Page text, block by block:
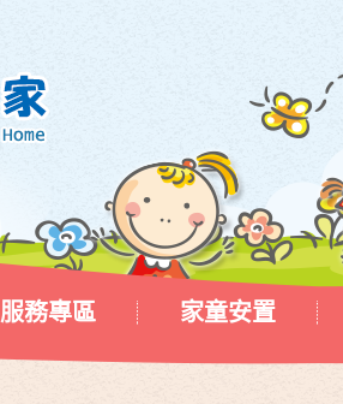
服務專區 家童安置